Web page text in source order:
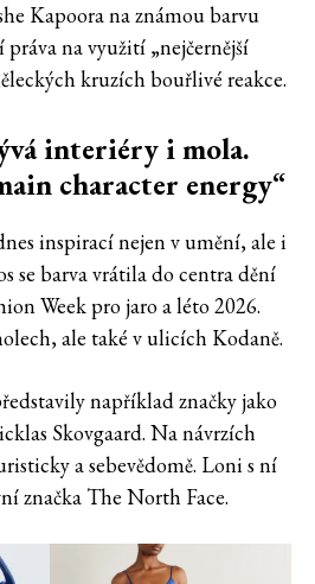
Kapoora na známou barvu
na využití „nejčernější
kruzích bouřlivé reakce.
interiéry i mola.
character energy“
inspirací nejen v umění, ale i
se barva vrátila do centra dění
Week pro jaro a léto 2026.
ale také v ulicích Kodaně.
například značky jako
Skovgaard. Na návrzích
a sebevědomě. Loni s ní
značka The North Face.